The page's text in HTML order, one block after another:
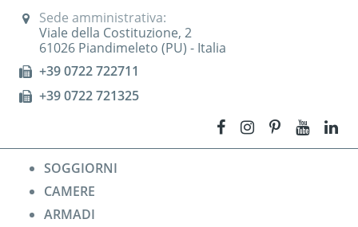
Sede amministrativa:
Viale della Costituzione, 2
61026 Piandimeleto (PU) - Italia
+39 0722 722711
+39 0722 721325
SOGGIORNI
CAMERE
ARMADI